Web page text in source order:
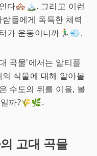
인다🏘️🏔️. 그리고 이런
들에게 독특한 체력
가 운동이니까🏃‍♂️💨.
곡물'에서는 알티플
식물에 대해 알아볼
수도의 뒤를 이을, 볼
까?🌾🌿.
고대 곡물